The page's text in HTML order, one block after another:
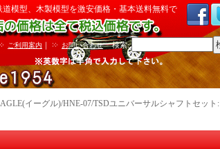
模型、木製模型を激安価格・基本送料無料で
ご利用案内 ｜ お問い合わせ 検索:
イーグル)/HNE-07/TSDユニバーサルシャフトセット: